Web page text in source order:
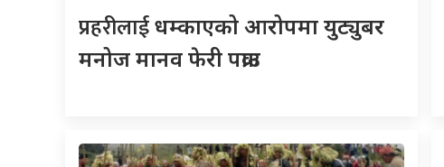
प्रहरीलाईधम्काएको आरोपमा युट्युबर
मनोज मानव फेरी पक्राउ